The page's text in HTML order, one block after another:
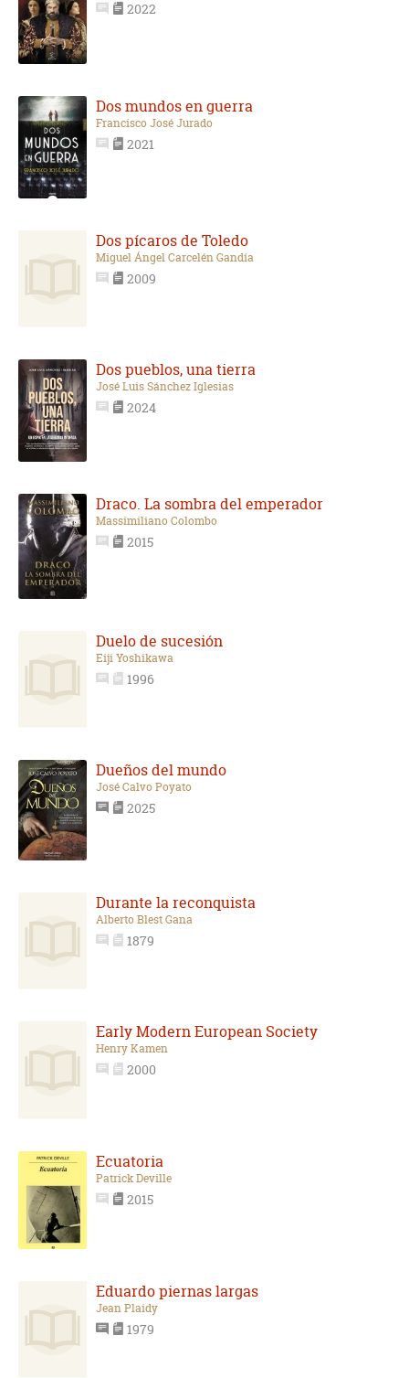
2022
Dos mundos en guerra
Francisco José Jurado
2021
Dos pícaros de Toledo
Miguel Ángel Carcelén Gandía
2009
Dos pueblos, una tierra
José Luis Sánchez Iglesias
2024
Draco. La sombra del emperador
Massimiliano Colombo
2015
Duelo de sucesión
Eiji Yoshikawa
1996
Dueños del mundo
José Calvo Poyato
2025
Durante la reconquista
Alberto Blest Gana
1879
Early Modern European Society
Henry Kamen
2000
Ecuatoria
Patrick Deville
2015
Eduardo piernas largas
Jean Plaidy
1979